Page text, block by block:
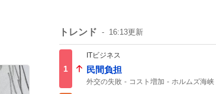
トレンド 16:13更新
1
ITビジネス
民間負担
外交の失敗 コスト増加 ホルムズ海峡